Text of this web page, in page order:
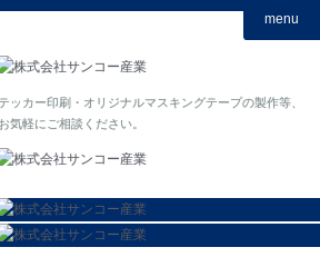
ッカー印刷・オリジナルマスキングテープの製作等、
お気軽にご相談ください。
menu